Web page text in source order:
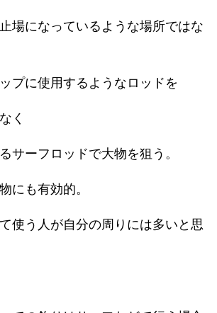
場になっているような場所ではな
プに使用するようなロッドを
く
サーフロッドで大物を狙う。
にも有効的。
使う人が自分の周りには多いと思